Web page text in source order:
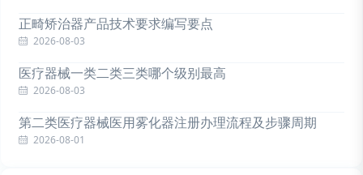
正畸矫治器产品技术要求编写要点
2026-08-03
医疗器械一类二类三类哪个级别最高
2026-08-03
第二类医疗器械医用雾化器注册办理流程及步骤周期
2026-08-01